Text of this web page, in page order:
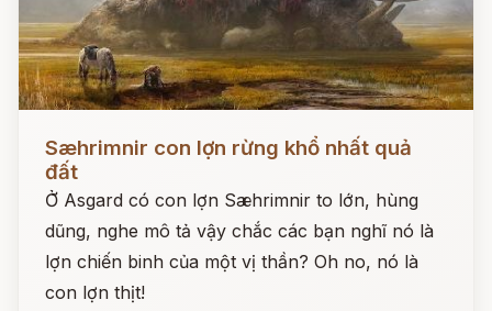
Sæhrimnir con lợn rừng khổ nhất quả
đất
Ở Asgard có con lợn Sæhrimnir to lớn, hùng
dũng, nghe mô tả vậy chắc các bạn nghĩ nó là
lợn chiến binh của một vị thần? Oh no, nó là
con lợn thịt!